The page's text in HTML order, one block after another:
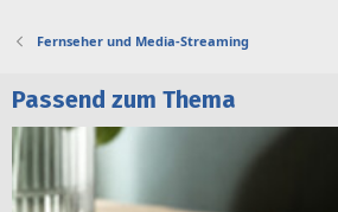
Fernseher und Media-Streaming
Passend zum Thema